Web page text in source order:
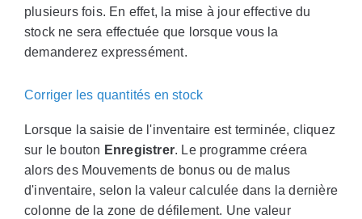
plusieurs fois. En effet, la mise à jour effective du
stock ne sera effectuée que lorsque vous la
demanderez expressément.
Corriger les quantités en stock
Lorsque la saisie de l'inventaire est terminée, cliquez
sur le bouton Enregistrer. Le programme créera
alors des Mouvements de bonus ou de malus
d'inventaire, selon la valeur calculée dans la dernière
colonne de la zone de défilement. Une valeur